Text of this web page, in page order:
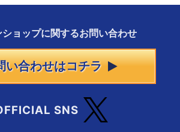
ョップに関するお問い合わせ
い合わせはコチラ
SNS